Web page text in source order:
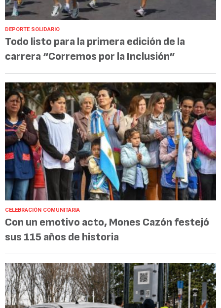
DEPORTE SOLIDARIO
Todo listo para la primera edición de la
carrera “Corremos por la Inclusión”
CELEBRACIÓN COMUNITARIA
Con un emotivo acto, Mones Cazón festejó
sus 115 años de historia